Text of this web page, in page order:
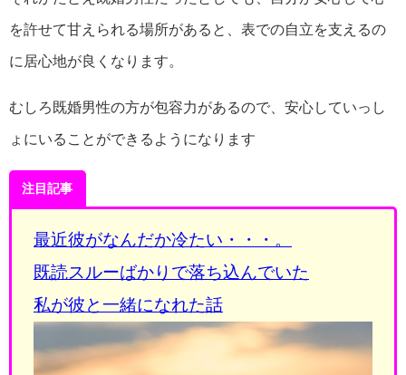
を許せて甘えられる場所があると、表での自立を支えるの
に居心地が良くなります。
むしろ既婚男性の方が包容力があるので、安心していっし
ょにいることができるようになります
注目記事
最近彼がなんだか冷たい・・・。
既読スルーばかりで落ち込んでいた
私が彼と一緒になれた話